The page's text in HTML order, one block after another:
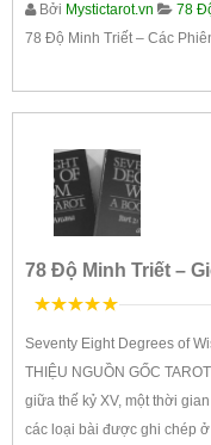
Bởi Mystictarot.vn 78
78 Độ Minh Triết – Các
78 Độ Minh Triết –
Seventy Eight Degrees of
THIỆU NGUỒN GỐC
giữa thế kỷ XV, một thời
các loại bài được ghi chép